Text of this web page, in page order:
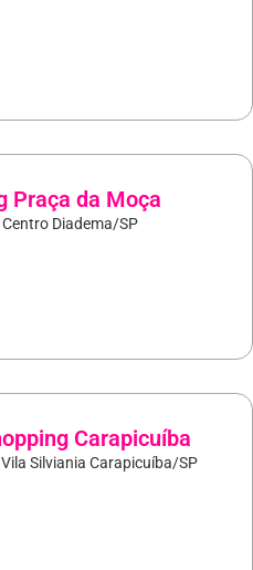
Praça da Moça
Diadema/SP
Carapicuíba
Silviania Carapicuíba/SP